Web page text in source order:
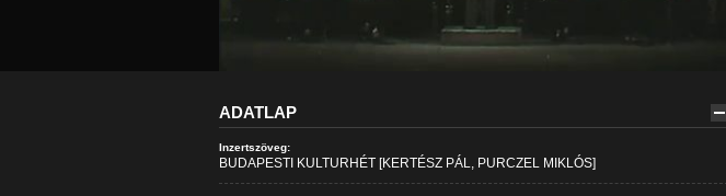
ADATLAP
Inzertszöveg:
BUDAPESTI KULTURHÉT [KERTÉSZ PÁL, PURCZEL MIKLÓS]